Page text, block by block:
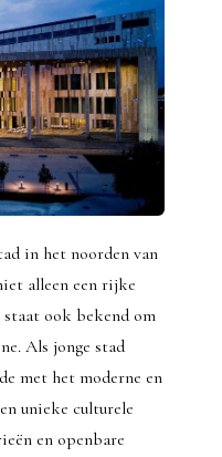
in het noorden van
alleen een rijke
staat ook bekend om
Als jonge stad
met het moderne en
unieke culturele
en openbare